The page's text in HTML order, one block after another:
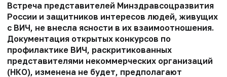
Встреча представителей Минздравсоцразвития
России и защитников интересов людей, живущих
с ВИЧ, не внесла ясности в их взаимоотношения.
Документация открытых конкурсов по
профилактике ВИЧ, раскритикованных
представителями некоммерческих организаций
(НКО), изменена не будет, предполагают